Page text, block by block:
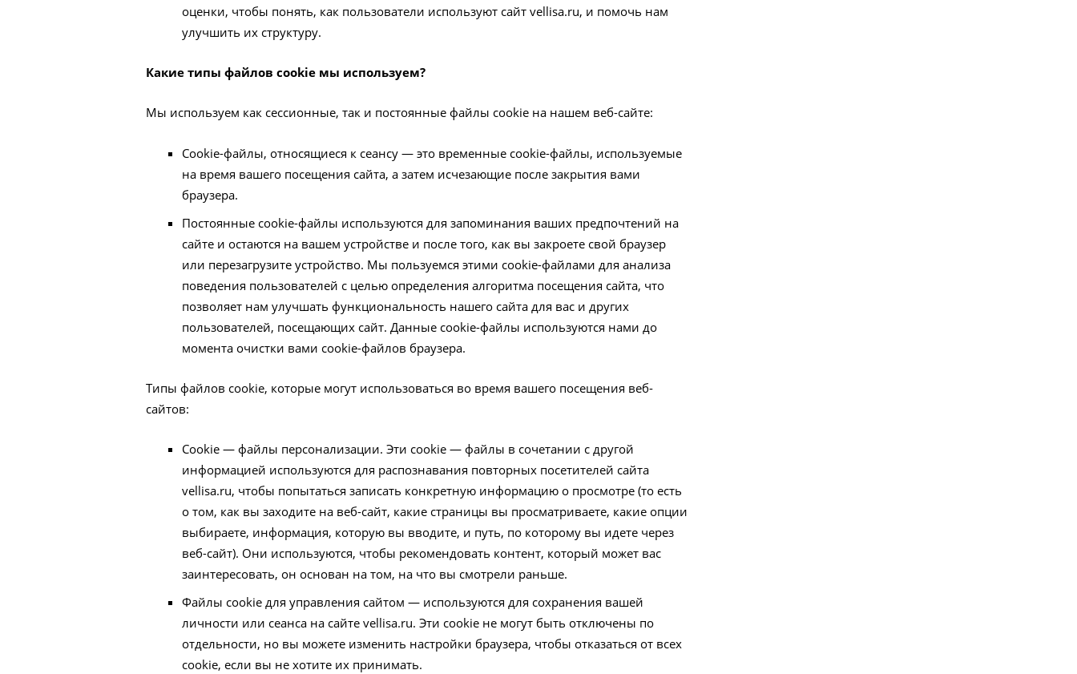
оценки, чтобы понять, как пользователи используют сайт vellisa.ru, и помочь нам
улучшить их структуру.
Какие типы файлов cookie мы используем?
Мы используем как сессионные, так и постоянные файлы cookie на нашем веб-сайте:
Сookie-файлы, относящиеся к сеансу — это временные cookie-файлы, используемые
на время вашего посещения сайта, а затем исчезающие после закрытия вами
браузера.
Постоянные cookie-файлы используются для запоминания ваших предпочтений на
сайте и остаются на вашем устройстве и после того, как вы закроете свой браузер
или перезагрузите устройство. Мы пользуемся этими cookie-файлами для анализа
поведения пользователей с целью определения алгоритма посещения сайта, что
позволяет нам улучшать функциональность нашего сайта для вас и других
пользователей, посещающих сайт. Данные cookie-файлы используются нами до
момента очистки вами cookie-файлов браузера.
Типы файлов cookie, которые могут использоваться во время вашего посещения веб-
сайтов:
Cookie — файлы персонализации. Эти cookie — файлы в сочетании с другой
информацией используются для распознавания повторных посетителей сайта
vellisa.ru, чтобы попытаться записать конкретную информацию о просмотре (то есть
о том, как вы заходите на веб-сайт, какие страницы вы просматриваете, какие опции
выбираете, информация, которую вы вводите, и путь, по которому вы идете через
веб-сайт). Они используются, чтобы рекомендовать контент, который может вас
заинтересовать, он основан на том, на что вы смотрели раньше.
Файлы cookie для управления сайтом — используются для сохранения вашей
личности или сеанса на сайте vellisa.ru. Эти cookie не могут быть отключены по
отдельности, но вы можете изменить настройки браузера, чтобы отказаться от всех
cookie, если вы не хотите их принимать.